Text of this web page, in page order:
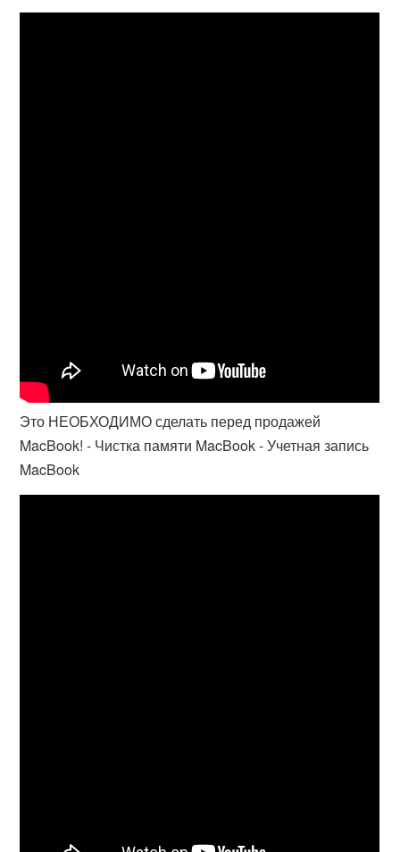
Это НЕОБХОДИМО сделать перед продажей
MacBook! - Чистка памяти MacBook - Учетная запись
MacBook